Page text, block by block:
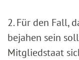
2. Für den Fall,
bejahen sein
Mitgliedstaat